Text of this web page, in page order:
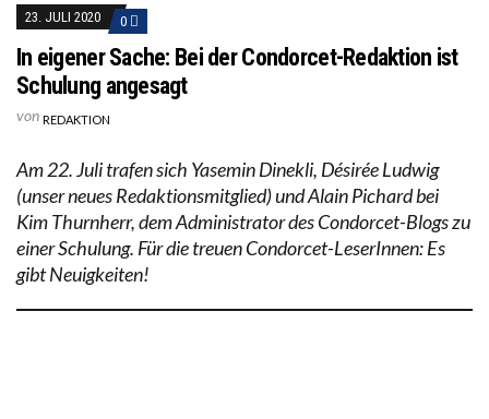
23. JULI 2020 0
In eigener Sache: Bei der Condorcet-Redaktion ist
Schulung angesagt
von REDAKTION
Am 22. Juli trafen sich Yasemin Dinekli, Désirée Ludwig
(unser neues Redaktionsmitglied) und Alain Pichard bei
Kim Thurnherr, dem Administrator des Condorcet-Blogs zu
einer Schulung. Für die treuen Condorcet-LeserInnen: Es
gibt Neuigkeiten!